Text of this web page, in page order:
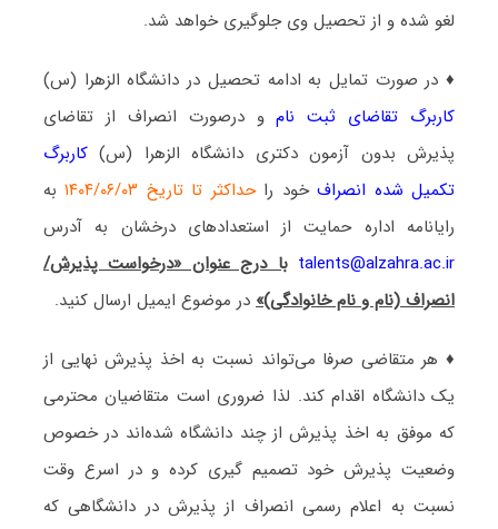
لغو شده و از تحصیل وی جلوگیری خواهد شد.
♦ در صورت تمایل به ادامه تحصیل در دانشگاه الزهرا (س)
کاربرگ تقاضای ثبت نامو درصورت انصراف از تقاضای
پذیرش بدون آزمون دکتری دانشگاه الزهرا (س)کاربرگ
تکمیل شده انصرافخود راحداکثر تا تاریخ ۱۴۰۴/۰۶/۰۳
به
رایانامه اداره حمایت از استعدادهای درخشان به آدرس
talents@alzahra.ac.ir با درج عنوان «درخواست پذیرش/
انصراف (نام و نام خانوادگی)»در موضوع ایمیل ارسال کنید.
♦ هر متقاضی صرفا می‌تواند نسبت به اخذ پذیرش نهایی از
یک دانشگاه اقدام کند. لذا ضروری است متقاضیان محترمی
که موفق به اخذ پذیرش از چند دانشگاه شده‌اند در خصوص
وضعیت پذیرش خود تصمیم گیری کرده و در اسرع وقت
نسبت به اعلام رسمی انصراف از پذیرش در دانشگاهی که